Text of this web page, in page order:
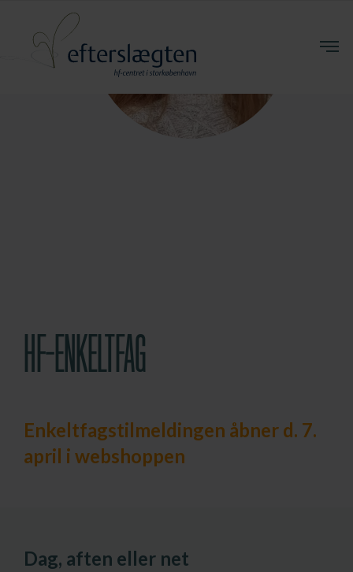
HF-ENKELTFAG
Enkeltfagstilmeldingen åbner d. 7.
april i webshoppen
Dag, aften eller net